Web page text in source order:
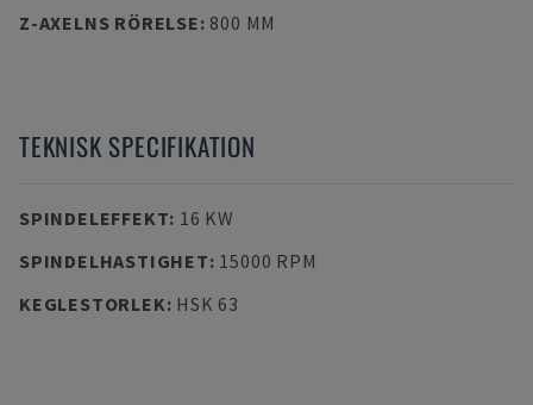
Z-AXELNS RÖRELSE: 800 MM
TEKNISK SPECIFIKATION
SPINDELEFFEKT: 16 KW
SPINDELHASTIGHET: 15000 RPM
KEGLESTORLEK: HSK 63